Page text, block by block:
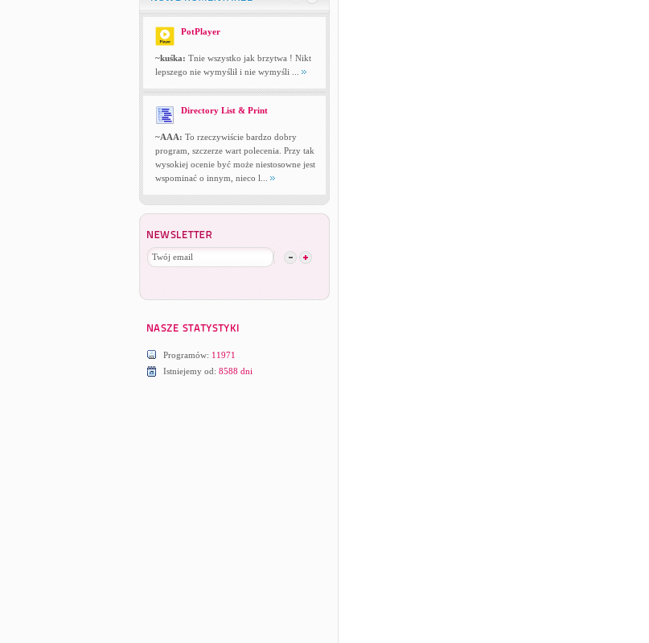
PotPlayer
~kuśka: Tnie wszystko jak brzytwa ! Nikt
lepszego nie wymyślił i nie wymyśli ...
Directory List & Print
~AAA: To rzeczywiście bardzo dobry
program, szczerze wart polecenia. Przy tak
wysokiej ocenie być może niestosowne jest
wspominać o innym, nieco l...
Programów: 11971
Istniejemy od: 8588 dni